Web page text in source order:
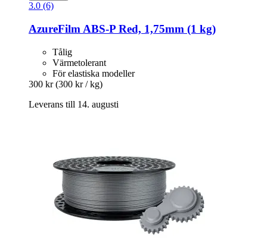
3.0 (6)
AzureFilm ABS-​P Red, 1,75mm (1 kg)
Tålig
Värmetolerant
För elastiska modeller
300 kr (300 kr / kg)
Leverans till 14. augusti